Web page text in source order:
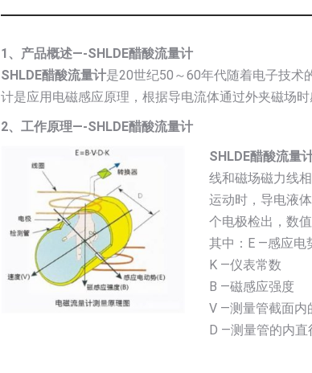
1、产品概述—-SHLDE醋酸流量计
SHLDE醋酸流量计是20世纪50～60年代随着电子技术
计是应用电磁感应原理，根据导电流体通过外夹磁场
2、工作原理—-SHLDE醋酸流量计
SHLDE醋酸流量
线和磁场磁力线
运动时，导电液
个电极检出，数值
其中：E —感应电
K —仪表常数
B —磁感应强度
V —测量管截面内
D —测量管的内直